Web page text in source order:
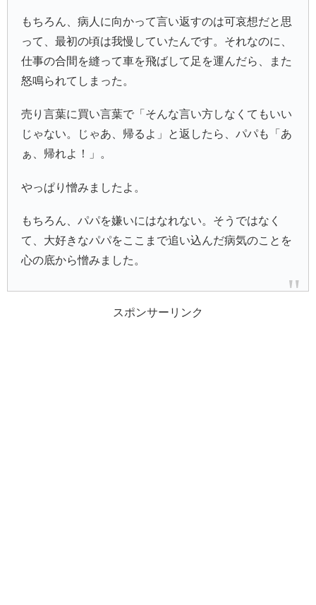
もちろん、病人に向かって言い返すのは可哀想だと思
って、最初の頃は我慢していたんです。それなのに、
仕事の合間を縫って車を飛ばして足を運んだら、また
怒鳴られてしまった。
売り言葉に買い言葉で「そんな言い方しなくてもいい
じゃない。じゃあ、帰るよ」と返したら、パパも「あ
ぁ、帰れよ！」。
やっぱり憎みましたよ。
もちろん、パパを嫌いにはなれない。そうではなく
て、大好きなパパをここまで追い込んだ病気のことを
心の底から憎みました。
スポンサーリンク